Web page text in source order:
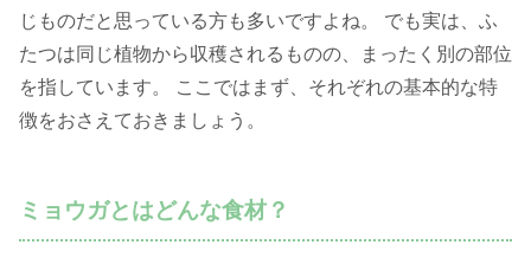
じものだと思っている方も多いですよね。 でも実は、ふ
たつは同じ植物から収穫されるものの、まったく別の部位
を指しています。 ここではまず、それぞれの基本的な特
徴をおさえておきましょう。
ミョウガとはどんな食材？